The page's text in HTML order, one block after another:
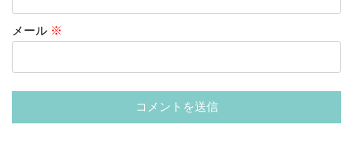
メール ※